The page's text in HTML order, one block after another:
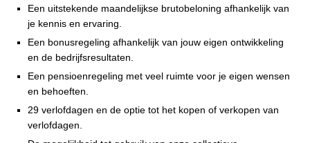
Een uitstekende maandelijkse brutobeloning afhankelijk van
je kennis en ervaring.
Een bonusregeling afhankelijk van jouw eigen ontwikkeling
en de bedrijfsresultaten.
Een pensioenregeling met veel ruimte voor je eigen wensen
en behoeften.
29 verlofdagen en de optie tot het kopen of verkopen van
verlofdagen.